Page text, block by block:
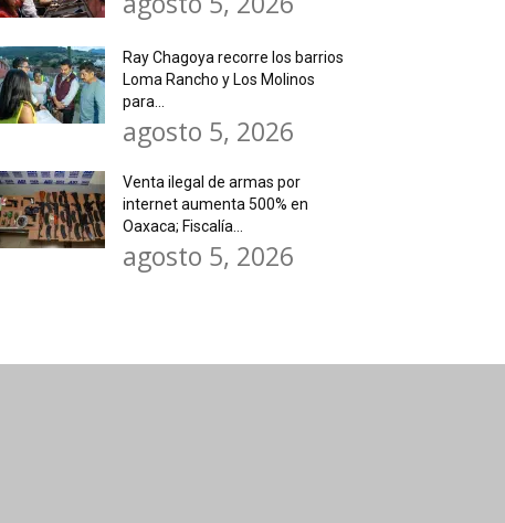
Ray Chagoya recorre los barrios
Loma Rancho y Los Molinos
para...
agosto 5, 2026
Venta ilegal de armas por
internet aumenta 500% en
Oaxaca; Fiscalía...
agosto 5, 2026